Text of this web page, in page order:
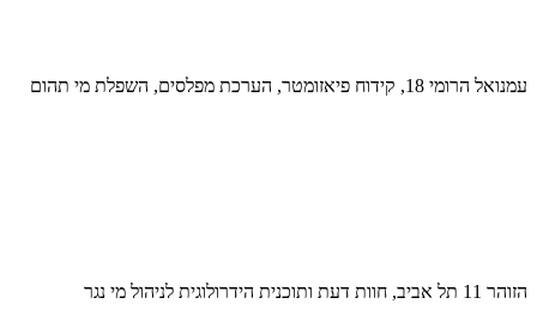
עמנואל הרומי 18, קידוח פיאזומטר, הערכת מפלסים, השפלת מי תהום
הזוהר 11 תל אביב, חוות דעת ותוכנית הידרולוגית לניהול מי נגר